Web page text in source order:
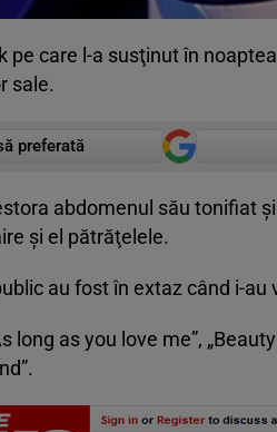
pe care l-a susţinut în
sale.
preferată
abdomenul său tonifiat
şi el pătrăţelele.
au fost în extaz când i-
long as you love me”,